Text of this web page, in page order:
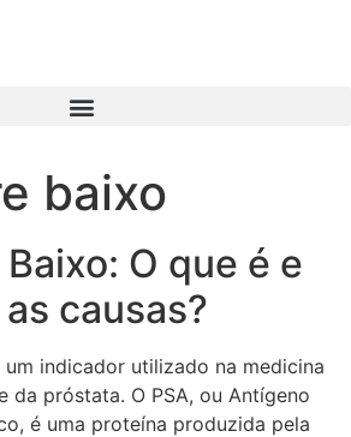
baixo
O que é e
causas?
um indicador utilizado na medicina
da próstata. O PSA, ou Antígeno
é uma proteína produzida pela